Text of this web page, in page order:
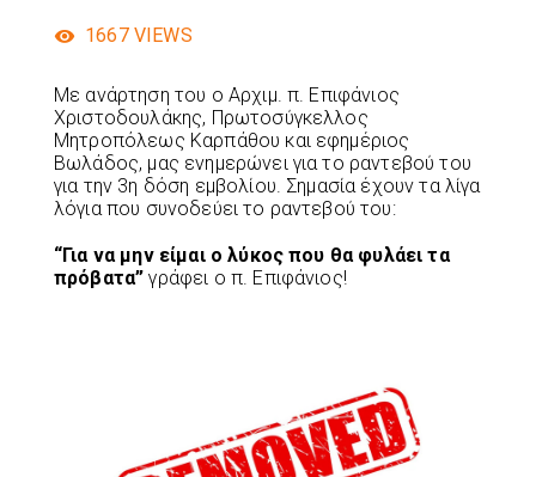
1667 VIEWS
Με ανάρτηση του ο Αρχιμ. π. Επιφάνιος
Χριστοδουλάκης, Πρωτοσύγκελλος
Μητροπόλεως Καρπάθου και εφημέριος
Βωλάδος, μας ενημερώνει για το ραντεβού του
για την 3η δόση εμβολίου. Σημασία έχουν τα λίγα
λόγια που συνοδεύει το ραντεβού του:
“Για να μην είμαι ο λύκος που θα φυλάει τα
πρόβατα” γράφει ο π. Επιφάνιος!